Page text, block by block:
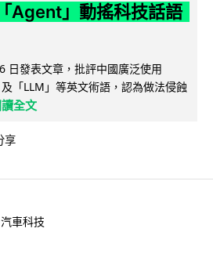
Agent」動搖科技話語
日發表文章，批評中國廣泛使用
「LLM」等英文術語，認為做法侵蝕
全文
享
汽車科技